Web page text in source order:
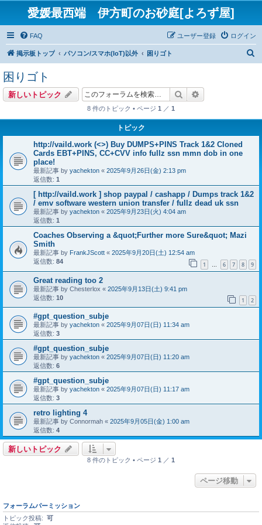
愛媛最西端 伊方町のお砂庭[よろず屋]
FAQ ログイン
ユーザー登録
掲示板トップ パソコン/スマホ(IoT)以外 困りゴト
困りゴト
新しいトピック 検索
8 件のトピック • ページ 1 ／ 1
トピック
http://vaild.work (<>) Buy DUMPS+PINS Track 1&2 Cloned
Cards EBT+PINS, CC+CVV info fullz ssn mmn dob in one
place!
最新記事 by yachekton « 2025年9月26日(金) 2:13 pm
返信数: 1
[ http://vaild.work ] shop paypal / cashapp / Dumps track 1&2
/ emv software western union transfer / fullz dead uk ssn
最新記事 by yachekton « 2025年9月23日(火) 4:04 am
返信数: 1
Coaches Observing a &quot;Further more Sure&quot; Mazi
Smith
最新記事 by FrankJScott « 2025年9月20日(土) 12:54 am
返信数: 84 1 … 6 7 8 9
Great reading too 2
最新記事 by Chesterlox « 2025年9月13日(土) 9:41 pm
返信数: 10 1 2
#gpt_question_subje
最新記事 by yachekton « 2025年9月07日(日) 11:34 am
返信数: 3
#gpt_question_subje
最新記事 by yachekton « 2025年9月07日(日) 11:20 am
返信数: 6
#gpt_question_subje
最新記事 by yachekton « 2025年9月07日(日) 11:17 am
返信数: 3
retro lighting 4
最新記事 by Connormah « 2025年9月05日(金) 1:00 am
返信数: 4
新しいトピック
8 件のトピック • ページ 1 ／ 1
ページ移動
フォーラムパーミッション
トピック投稿: 可